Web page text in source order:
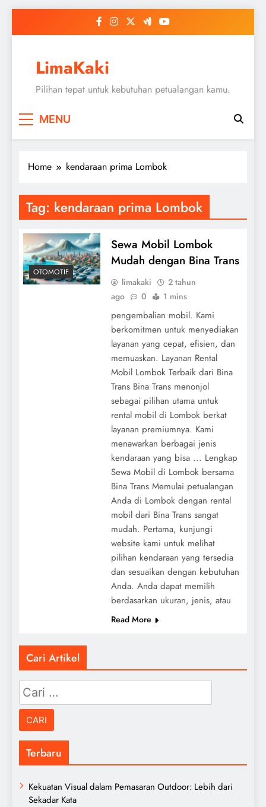
LimaKaki
Pilihan tepat untuk kebutuhan petualangan kamu.
MENU
Home kendaraan prima Lombok
Tag: kendaraan prima Lombok
OTOMOTIF
Sewa Mobil Lombok
Mudah dengan Bina Trans
limakaki
2 tahun
ago
0 1 mins
pengembalian mobil. Kami
berkomitmen untuk menyediakan
layanan yang cepat, efisien, dan
memuaskan. Layanan Rental
Mobil Lombok Terbaik dari Bina
Trans Bina Trans menonjol
sebagai pilihan utama untuk
rental mobil di Lombok berkat
layanan premiumnya. Kami
menawarkan berbagai jenis
kendaraan yang bisa ... Lengkap
Sewa Mobil di Lombok bersama
Bina Trans Memulai petualangan
Anda di Lombok dengan rental
mobil dari Bina Trans sangat
mudah. Pertama, kunjungi
website kami untuk melihat
pilihan kendaraan yang tersedia
dan sesuaikan dengan kebutuhan
Anda. Anda dapat memilih
berdasarkan ukuran, jenis, atau
Read More
Cari Artikel
Cari
untuk:
Terbaru
Kekuatan Visual dalam Pemasaran Outdoor: Lebih dari
Sekadar Kata